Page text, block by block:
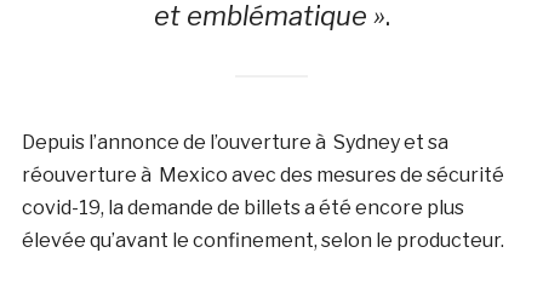
et emblématique ».
Depuis l’annonce de l’ouverture à Sydney et sa
réouverture à Mexico avec des mesures de sécurité
covid-19, la demande de billets a été encore plus
élevée qu’avant le confinement, selon le producteur.